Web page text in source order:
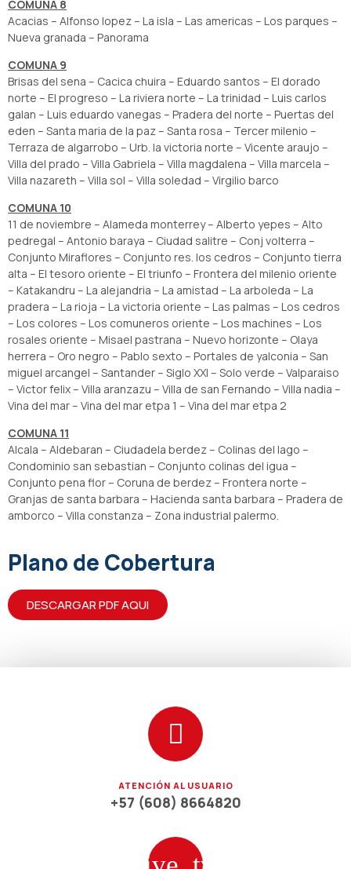
COMUNA 8
Acacias – Alfonso lopez – La isla – Las americas – Los parques –
Nueva granada – Panorama
COMUNA 9
Brisas del sena – Cacica chuira – Eduardo santos – El dorado
norte – El progreso – La riviera norte – La trinidad – Luis carlos
galan – Luis eduardo vanegas – Pradera del norte – Puertas del
eden – Santa maria de la paz – Santa rosa – Tercer milenio –
Terraza de algarrobo – Urb. la victoria norte – Vicente araujo –
Villa del prado – Villa Gabriela – Villa magdalena – Villa marcela –
Villa nazareth – Villa sol – Villa soledad – Virgilio barco
COMUNA 10
11 de noviembre – Alameda monterrey – Alberto yepes – Alto
pedregal – Antonio baraya – Ciudad salitre – Conj volterra –
Conjunto Miraflores – Conjunto res. los cedros – Conjunto tierra
alta – El tesoro oriente – El triunfo – Frontera del milenio oriente
– Katakandru – La alejandria – La amistad – La arboleda – La
pradera – La rioja – La victoria oriente – Las palmas – Los cedros
– Los colores – Los comuneros oriente – Los machines – Los
rosales oriente – Misael pastrana – Nuevo horizonte – Olaya
herrera – Oro negro – Pablo sexto – Portales de yalconia – San
miguel arcangel – Santander – Siglo XXI – Solo verde – Valparaiso
– Victor felix – Villa aranzazu – Villa de san Fernando – Villa nadia –
Vina del mar – Vina del mar etpa 1 – Vina del mar etpa 2
COMUNA 11
Alcala – Aldebaran – Ciudadela berdez – Colinas del lago –
Condominio san sebastian – Conjunto colinas del igua –
Conjunto pena flor – Coruna de berdez – Frontera norte –
Granjas de santa barbara – Hacienda santa barbara – Pradera de
amborco – Villa constanza – Zona industrial palermo.
Plano de Cobertura
DESCARGAR PDF AQUI
ATENCIÓN AL USUARIO
+57 (608) 8664820